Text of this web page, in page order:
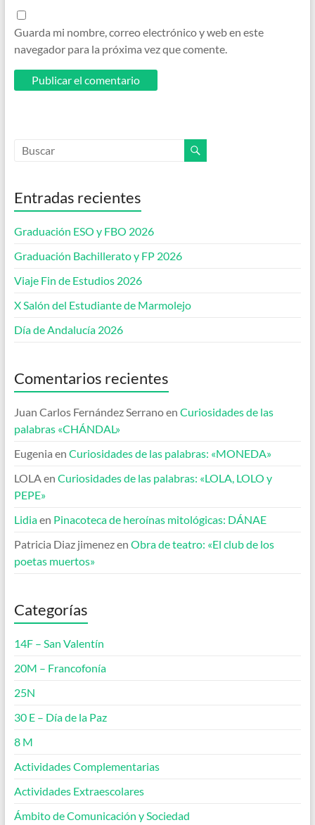
Guarda mi nombre, correo electrónico y web en este
navegador para la próxima vez que comente.
Entradas recientes
Graduación ESO y FBO 2026
Graduación Bachillerato y FP 2026
Viaje Fin de Estudios 2026
X Salón del Estudiante de Marmolejo
Día de Andalucía 2026
Comentarios recientes
Juan Carlos Fernández Serranoen Curiosidades de las
palabras «CHÁNDAL»
Eugenia en Curiosidades de las palabras: «MONEDA»
LOLA en Curiosidades de las palabras: «LOLA, LOLO y
PEPE»
Lidiaen Pinacoteca de heroínas mitológicas: DÁNAE
Patricia Diaz jimenezen Obra de teatro: «El club de los
poetas muertos»
Categorías
14F – San Valentín
20M – Francofonía
25N
30 E – Día de la Paz
8 M
Actividades Complementarias
Actividades Extraescolares
Ámbito de Comunicación y Sociedad